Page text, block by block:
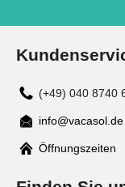
(+49) 040 8740
Mail
info@vacasol.de
Öffnungszeiten